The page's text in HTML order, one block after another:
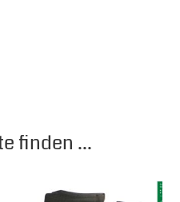
finden ...